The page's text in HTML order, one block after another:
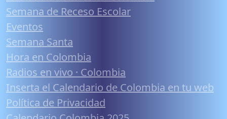
Semana de Receso Escolar
Eventos
Semana Santa
Hora en Colombia
Radios en vivo · Colombia
Inserta el Calendario de Colombia en tu web
Política de Privacidad